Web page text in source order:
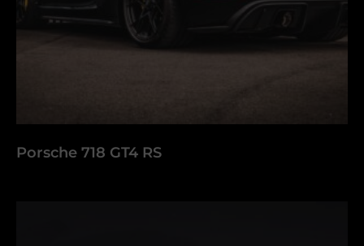
Porsche 718 GT4 RS